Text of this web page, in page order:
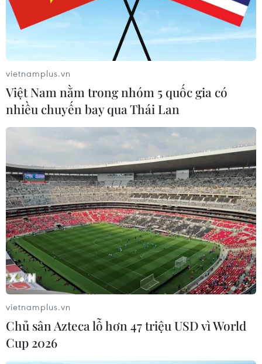
Đã có 2 người thương vong sau loạt trận
động đất tại New Zealand
13/11/2016 22:52
Đã có ít nhất 2 người thiệt mạng và 5 người bị thương
sau trận động đất mạnh 7,5 độ Richter cùng loạt dư
chấn lớn đêm 13/11 ở miền Trung New Zealand.
Thêm một trận động đất 6,2 độ Richter
vietnamplus.vn
Việt Nam nằm trong nhóm 5 quốc gia có
nhiều chuyến bay qua Thái Lan
vietnamplus.vn
Chủ sân Azteca lỗ hơn 47 triệu USD vì World
Cup 2026